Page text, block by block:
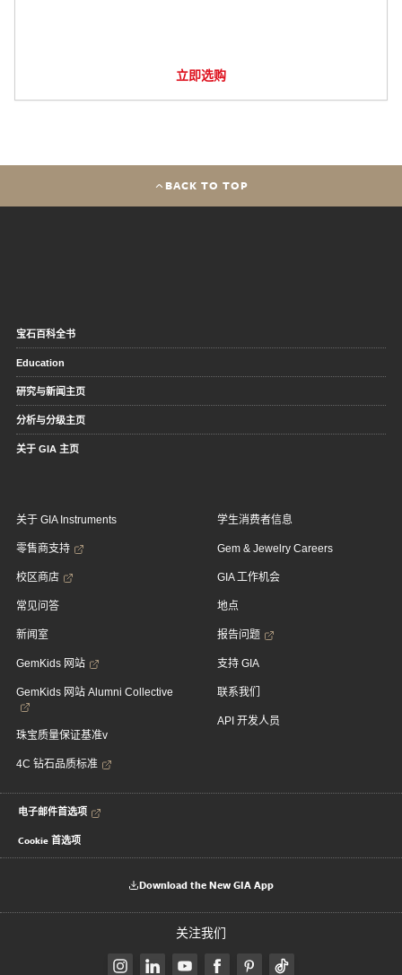
立即选购
BACK TO TOP
宝石百科全书
Education
研究与新闻主页
分析与分级主页
关于 GIA 主页
关于 GIA Instruments
零售商支持
校区商店
常见问答
新闻室
GemKids 网站
GemKids 网站 Alumni Collective
珠宝质量保证基准v
4C 钻石品质标准
学生消费者信息
Gem & Jewelry Careers
GIA 工作机会
地点
报告问题
支持 GIA
联系我们
API 开发人员
电子邮件首选项
Cookie 首选项
Download the New GIA App
关注我们